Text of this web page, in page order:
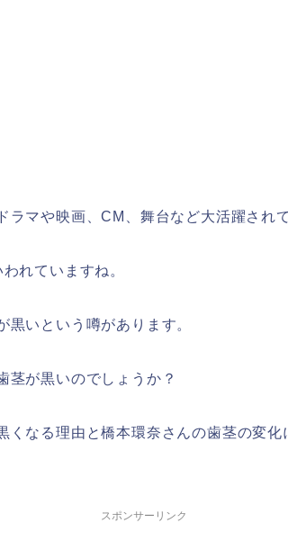
ラマや映画、CM、舞台など大活躍され
れていますね。
黒いという噂があります。
茎が黒いのでしょうか？
くなる理由と橋本環奈さんの歯茎の変化
スポンサーリンク